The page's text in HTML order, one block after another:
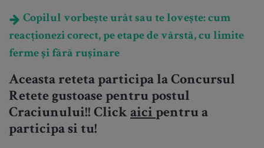
Copilul vorbește urât sau te lovește: cum
reacționezi corect, pe etape de vârstă, cu limite
ferme și fără rușinare
Aceasta reteta participa la Concursul
Retete gustoase pentru postul
Craciunului!! Click aici pentru a
participa si tu!